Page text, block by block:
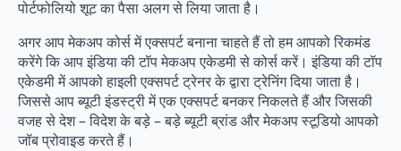
पोर्टफोलियो शूट का पैसा अलग से लिया जाता है।
अगर आप मेकअप कोर्स में एक्सपर्ट बनाना चाहते हैं तो हम आपको रिकमंड
करेंगे कि आप इंडिया की टॉप मेकअप एकेडमी से कोर्स करें। इंडिया की टॉप
एकेडमी में आपको हाइली एक्सपर्ट ट्रेनर के द्वारा ट्रेनिंग दिया जाता है।
जिससे आप ब्यूटी इंडस्ट्री में एक एक्सपर्ट बनकर निकलते हैं और जिसकी
वजह से देश – विदेश के बड़े – बड़े ब्यूटी ब्रांड और मेकअप स्टूडियो आपको
जॉब प्रोवाइड करते हैं।